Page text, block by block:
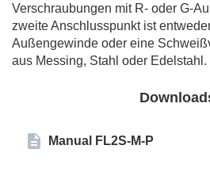
Verschraubungen mit R- oder G-
zweite Anschlusspunkt ist
Außengewinde oder eine
aus Messing, Stahl oder Edelstahl.
Manual FL2S-M-P